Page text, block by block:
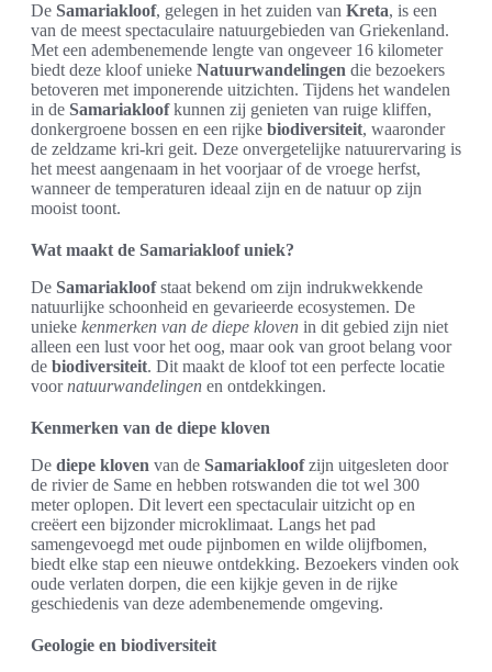
De Samariakloof, gelegen in het zuiden van Kreta, is een
van de meest spectaculaire natuurgebieden van Griekenland.
Met een adembenemende lengte van ongeveer 16 kilometer
biedt deze kloof unieke Natuurwandelingen die bezoekers
betoveren met imponerende uitzichten. Tijdens het wandelen
in de Samariakloofkunnen zij genieten van ruige kliffen,
donkergroene bossen en een rijke biodiversiteit, waaronder
de zeldzame kri-kri geit. Deze onvergetelijke natuurervaring is
het meest aangenaam in het voorjaar of de vroege herfst,
wanneer de temperaturen ideaal zijn en de natuur op zijn
mooist toont.
Wat maakt de Samariakloof uniek?
De Samariakloofstaat bekend om zijn indrukwekkende
natuurlijke schoonheid en gevarieerde ecosystemen. De
unieke kenmerken van de diepe kloven in dit gebied zijn niet
alleen een lust voor het oog, maar ook van groot belang voor
de biodiversiteit. Dit maakt de kloof tot een perfecte locatie
voornatuurwandelingen en ontdekkingen.
Kenmerken van de diepe kloven
De diepe kloven van de Samariakloofzijn uitgesleten door
de rivier de Same en hebben rotswanden die tot wel 300
meter oplopen. Dit levert een spectaculair uitzicht op en
creëert een bijzonder microklimaat. Langs het pad
samengevoegd met oude pijnbomen en wilde olijfbomen,
biedt elke stap een nieuwe ontdekking. Bezoekers vinden ook
oude verlaten dorpen, die een kijkje geven in de rijke
geschiedenis van deze adembenemende omgeving.
Geologie en biodiversiteit